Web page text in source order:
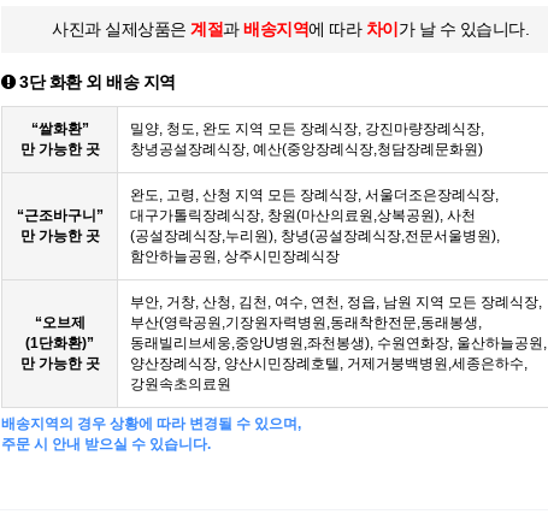
사진과 실제상품은 계절과배송지역에 따라 차이 가 날 수 있습니다.
3단 화환 외 배송 지역
“쌀화환”
만 가능한 곳
밀양, 청도, 완도 지역 모든 장례식장, 강진마량장례식장,
창녕공설장례식장, 예산(중앙장례식장,청담장례문화원)
“근조바구니”
만 가능한 곳
완도, 고령, 산청 지역 모든 장례식장, 서울더조은장례식장,
대구가톨릭장례식장, 창원(마산의료원,상복공원), 사천
(공설장례식장,누리원), 창녕(공설장례식장,전문서울병원),
함안하늘공원, 상주시민장례식장
“오브제
(1단화환)”
만 가능한 곳
부안, 거창, 산청, 김천, 여수, 연천, 정읍, 남원 지역 모든 장례식장,
부산(영락공원,기장원자력병원,동래착한전문,동래봉생,
동래빌리브세웅,중앙U병원,좌천봉생), 수원연화장, 울산하늘공원,
양산장례식장, 양산시민장례호텔, 거제거붕백병원,세종은하수,
강원속초의료원
배송지역의 경우 상황에 따라 변경될 수 있으며,
주문 시 안내 받으실 수 있습니다.